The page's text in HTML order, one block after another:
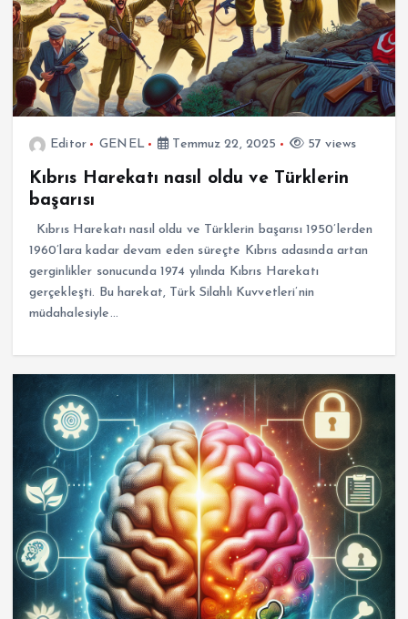
Editor GENEL Temmuz 22, 2025 57 views
Kıbrıs Harekatı nasıl oldu ve Türklerin
başarısı
Kıbrıs Harekatı nasıl oldu ve Türklerin başarısı 1950’lerden
1960’lara kadar devam eden süreçte Kıbrıs adasında artan
gerginlikler sonucunda 1974 yılında Kıbrıs Harekatı
gerçekleşti. Bu harekat, Türk Silahlı Kuvvetleri’nin
müdahalesiyle…